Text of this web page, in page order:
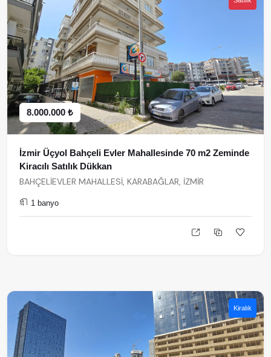
8.000.000 ₺
İzmir Üçyol Bahçeli Evler Mahallesinde 70 m2 Zeminde
Kiracılı Satılık Dükkan
BAHÇELİEVLER MAHALLESİ, KARABAĞLAR, İZMİR
1 banyo
Kiralık